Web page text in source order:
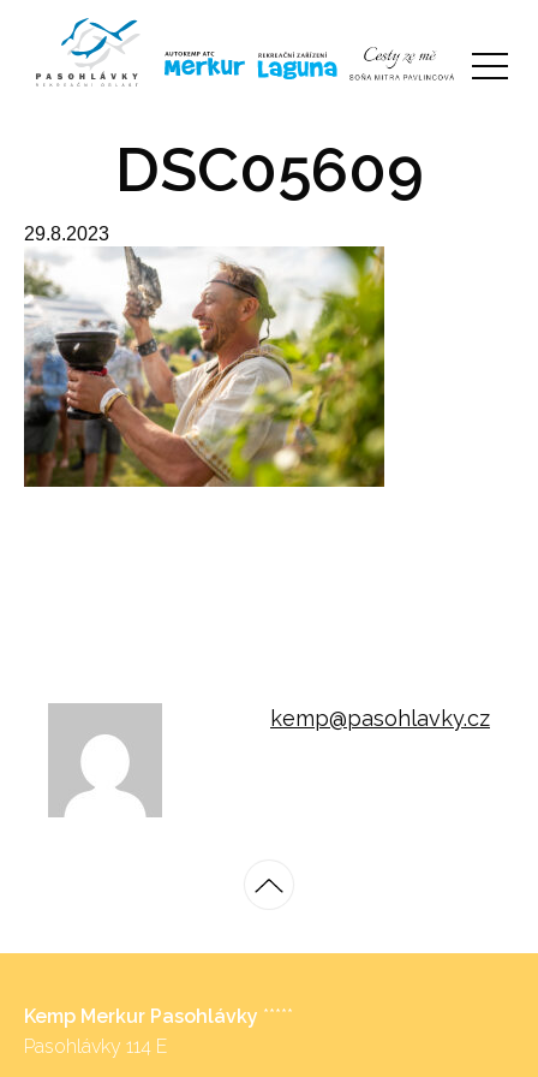
DSC05609
29.8.2023
kemp@pasohlavky.cz
Kemp Merkur Pasohlávky *****
Pasohlávky 114 E